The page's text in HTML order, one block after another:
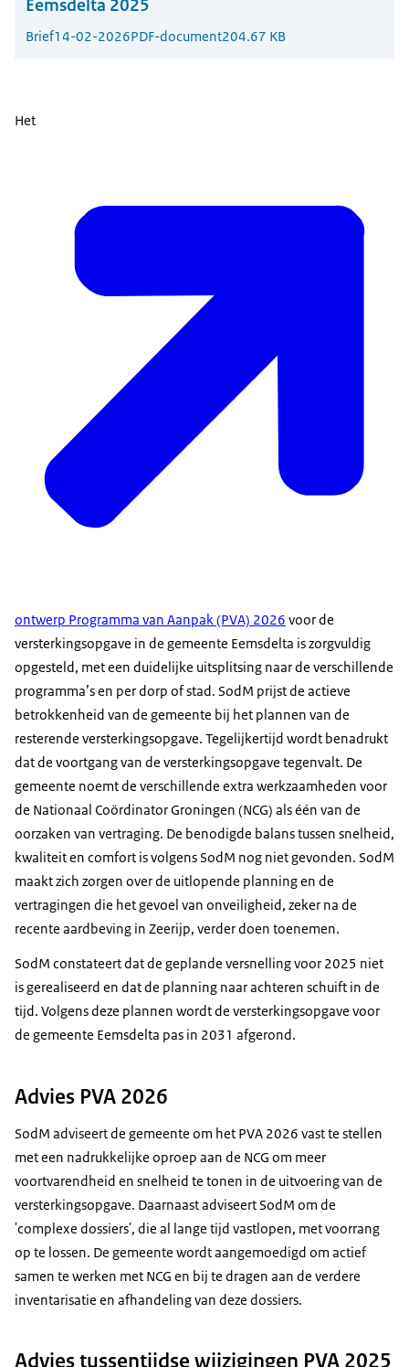
Eemsdelta 2025
Brief14-02-2026PDF-document204.67 KB
Het
ontwerp Programma van Aanpak (PVA) 2026 voor de
versterkingsopgave in de gemeente Eemsdelta is zorgvuldig
opgesteld, met een duidelijke uitsplitsing naar de verschillende
programma’s en per dorp of stad. SodM prijst de actieve
betrokkenheid van de gemeente bij het plannen van de
resterende versterkingsopgave. Tegelijkertijd wordt benadrukt
dat de voortgang van de versterkingsopgave tegenvalt. De
gemeente noemt de verschillende extra werkzaamheden voor
de Nationaal Coördinator Groningen (NCG) als één van de
oorzaken van vertraging. De benodigde balans tussen snelheid,
kwaliteit en comfort is volgens SodM nog niet gevonden. SodM
maakt zich zorgen over de uitlopende planning en de
vertragingen die het gevoel van onveiligheid, zeker na de
recente aardbeving in Zeerijp, verder doen toenemen.
SodM constateert dat de geplande versnelling voor 2025 niet
is gerealiseerd en dat de planning naar achteren schuift in de
tijd. Volgens deze plannen wordt de versterkingsopgave voor
de gemeente Eemsdelta pas in 2031 afgerond.
Advies PVA 2026
SodM adviseert de gemeente om het PVA 2026 vast te stellen
met een nadrukkelijke oproep aan de NCG om meer
voortvarendheid en snelheid te tonen in de uitvoering van de
versterkingsopgave. Daarnaast adviseert SodM om de
'complexe dossiers', die al lange tijd vastlopen, met voorrang
op te lossen. De gemeente wordt aangemoedigd om actief
samen te werken met NCG en bij te dragen aan de verdere
inventarisatie en afhandeling van deze dossiers.
Advies tussentijdse wijzigingen PVA 2025